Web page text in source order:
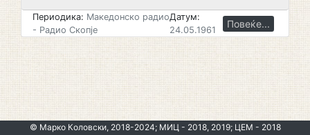
Периодика: Македонско радио
- Радио Скопје
Датум:
24.05.1961
Повеќе...
© Марко Коловски, 2018-2024; МИЦ - 2018, 2019; ЦЕМ - 2018